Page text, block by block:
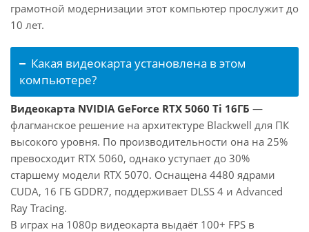
грамотной модернизации этот компьютер прослужит до
10 лет.
Какая видеокарта установлена в этом
компьютере?
Видеокарта NVIDIA GeForce RTX 5060 Ti 16ГБ —
флагманское решение на архитектуре Blackwell для ПК
высокого уровня. По производительности она на 25%
превосходит RTX 5060, однако уступает до 30%
старшему модели RTX 5070. Оснащена 4480 ядрами
CUDA, 16 ГБ GDDR7, поддерживает DLSS 4 и Advanced
Ray Tracing.
В играх на 1080p видеокарта выдаёт 100+ FPS в